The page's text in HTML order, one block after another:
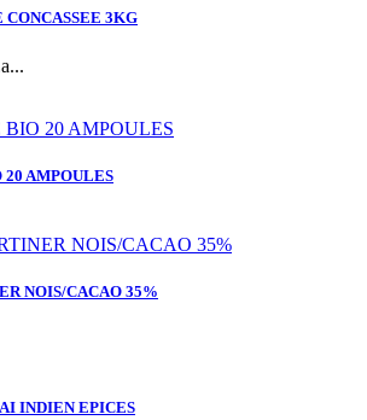
3KG
AMPOULES
NOIS/CACAO 35%
INDIEN EPICES